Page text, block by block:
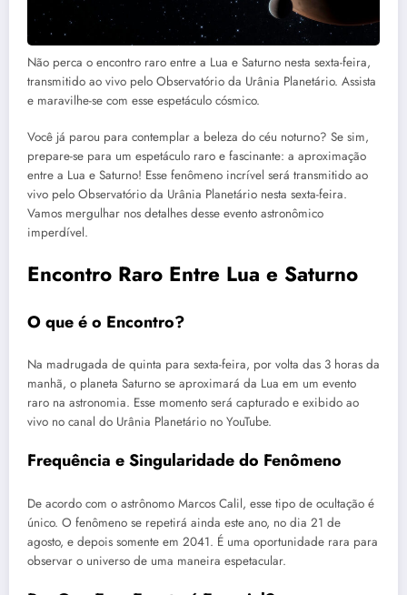
Não perca o encontro raro entre a Lua e Saturno nesta sexta-feira,
transmitido ao vivo pelo Observatório da Urânia Planetário. Assista
e maravilhe-se com esse espetáculo cósmico.
Você já parou para contemplar a beleza do céu noturno? Se sim,
prepare-se para um espetáculo raro e fascinante: a aproximação
entre a Lua e Saturno! Esse fenômeno incrível será transmitido ao
vivo pelo Observatório da Urânia Planetário nesta sexta-feira.
Vamos mergulhar nos detalhes desse evento astronômico
imperdível.
Encontro Raro Entre Lua e Saturno
O que é o Encontro?
Na madrugada de quinta para sexta-feira, por volta das 3 horas da
manhã, o planeta Saturno se aproximará da Lua em um evento
raro na astronomia. Esse momento será capturado e exibido ao
vivo no canal do Urânia Planetário no YouTube.
Frequência e Singularidade do Fenômeno
De acordo com o astrônomo Marcos Calil, esse tipo de ocultação é
único. O fenômeno se repetirá ainda este ano, no dia 21 de
agosto, e depois somente em 2041. É uma oportunidade rara para
observar o universo de uma maneira espetacular.